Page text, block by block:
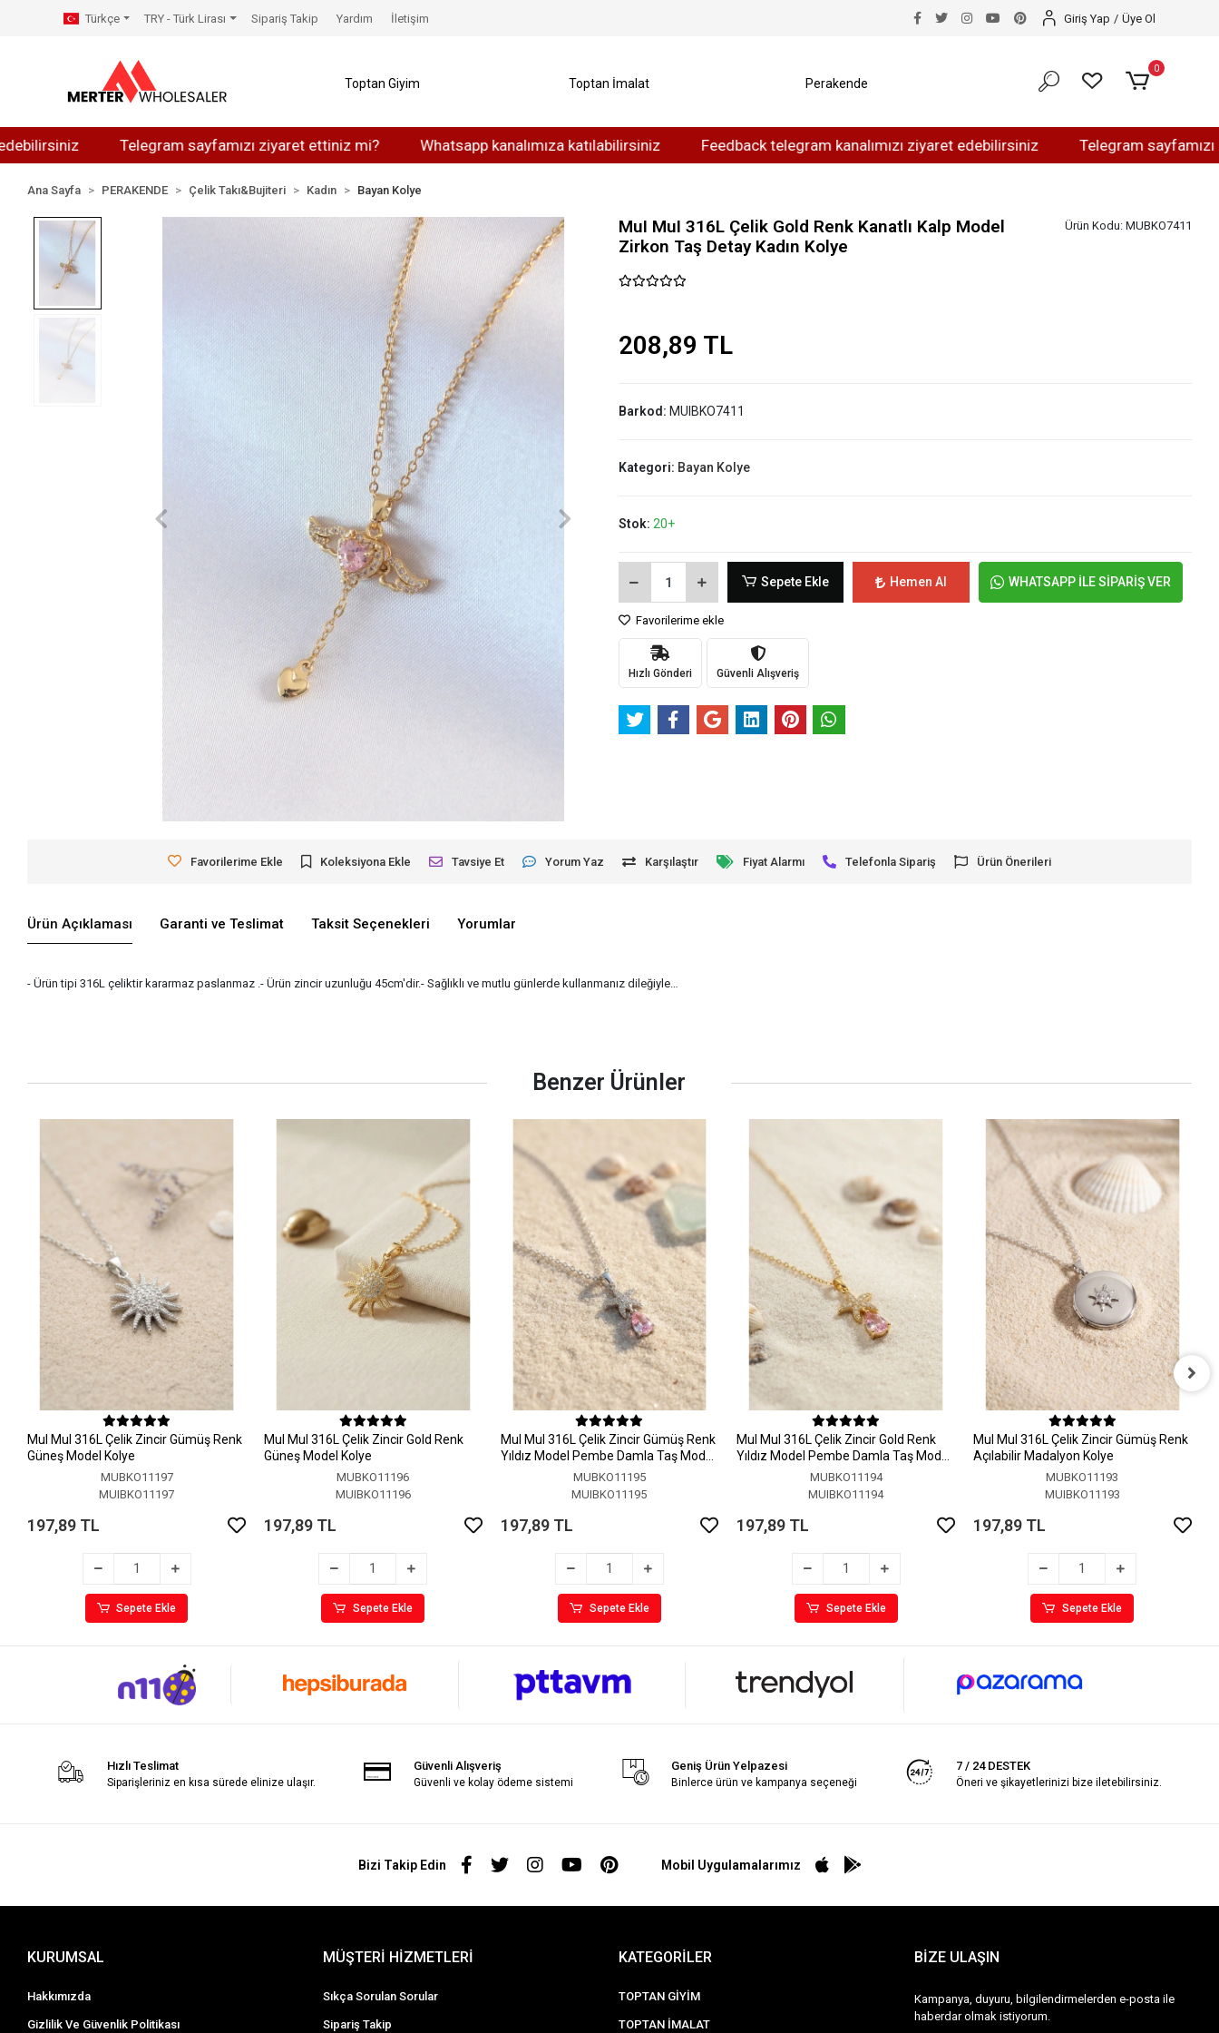
Telegram sayfamızı ziyaret ettiniz mi? Whatsapp kanalımıza katılabilirsiniz Feedback telegram kanalımızı ziyaret edebilirsiniz Telegram sayfamızı
Türkçe TRY - Türk Lirası Sipariş Takip Yardım İletişim Giriş Yap / Üye Ol
Toptan Giyim Toptan İmalat Perakende
0
Ana Sayfa PERAKENDE Çelik Takı&Bujiteri Kadın Bayan Kolye
MuI MuI 316L Çelik Gold Renk Kanatlı Kalp Model
Zirkon Taş Detay Kadın Kolye
Ürün Kodu: MUBKO7411
208,89 TL
Barkod: MUIBKO7411
Kategori: Bayan Kolye
Stok: 20+
Sepete Ekle Hemen Al WHATSAPP İLE SİPARİŞ VER
Favorilerime ekle
Hızlı Gönderi Güvenli Alışveriş
Favorilerime Ekle Koleksiyona Ekle Tavsiye Et Yorum Yaz Karşılaştır Fiyat Alarmı Telefonla Sipariş Ürün Önerileri
Ürün Açıklaması Garanti ve Teslimat Taksit Seçenekleri Yorumlar
- Ürün tipi 316L çeliktir kararmaz paslanmaz .- Ürün zincir uzunluğu 45cm'dir.- Sağlıklı ve mutlu günlerde kullanmanız dileğiyle…
Benzer Ürünler
MuI MuI 316L Çelik Zincir Gümüş Renk
Güneş Model Kolye
MUBKO11197
MUIBKO11197
197,89 TL
Sepete Ekle
MuI MuI 316L Çelik Zincir Gold Renk
Güneş Model Kolye
MUBKO11196
MUIBKO11196
197,89 TL
Sepete Ekle
MuI MuI 316L Çelik Zincir Gümüş Renk
Yıldız Model Pembe Damla Taş Model
MUBKO11195
MUIBKO11195
197,89 TL
Sepete Ekle
MuI MuI 316L Çelik Zincir Gold Renk
Yıldız Model Pembe Damla Taş Model
MUBKO11194
MUIBKO11194
197,89 TL
Sepete Ekle
MuI MuI 316L Çelik Zincir Gümüş Renk
Açılabilir Madalyon Kolye
MUBKO11193
MUIBKO11193
197,89 TL
Sepete Ekle
Hızlı Teslimat
Siparişleriniz en kısa sürede elinize ulaşır.
Güvenli Alışveriş
Güvenli ve kolay ödeme sistemi
Geniş Ürün Yelpazesi
Binlerce ürün ve kampanya seçeneği
7 / 24 DESTEK
Öneri ve şikayetlerinizi bize iletebilirsiniz.
Bizi Takip Edin Mobil Uygulamalarımız
KURUMSAL
Hakkımızda
Gizlilik Ve Güvenlik Politikası
MÜŞTERİ HİZMETLERİ
Sıkça Sorulan Sorular
Sipariş Takip
KATEGORİLER
TOPTAN GİYİM
TOPTAN İMALAT
BİZE ULAŞIN
Kampanya, duyuru, bilgilendirmelerden e-posta ile
haberdar olmak istiyorum.